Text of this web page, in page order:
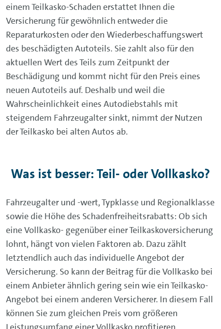
einem Teilkasko-Schaden erstattet Ihnen die
Versicherung für gewöhnlich entweder die
Reparaturkosten oder den Wiederbeschaffungswert
des beschädigten Autoteils. Sie zahlt also für den
aktuellen Wert des Teils zum Zeitpunkt der
Beschädigung und kommt nicht für den Preis eines
neuen Autoteils auf. Deshalb und weil die
Wahrscheinlichkeit eines Autodiebstahls mit
steigendem Fahrzeugalter sinkt, nimmt der Nutzen
der Teilkasko bei alten Autos ab.
Was ist besser: Teil- oder Vollkasko?
Fahrzeugalter und -wert, Typklasse und Regionalklasse
sowie die Höhe des Schadenfreiheitsrabatts: Ob sich
eine Vollkasko- gegenüber einer Teilkaskoversicherung
lohnt, hängt von vielen Faktoren ab. Dazu zählt
letztendlich auch das individuelle Angebot der
Versicherung. So kann der Beitrag für die Vollkasko bei
einem Anbieter ähnlich gering sein wie ein Teilkasko-
Angebot bei einem anderen Versicherer. In diesem Fall
können Sie zum gleichen Preis vom größeren